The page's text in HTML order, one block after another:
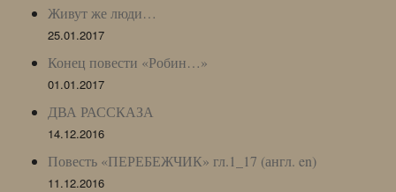
Живут же люди…
25.01.2017
Конец повести «Робин…»
01.01.2017
ДВА РАССКАЗА
14.12.2016
Повесть «ПЕРЕБЕЖЧИК» гл.1_17 (англ. en)
11.12.2016